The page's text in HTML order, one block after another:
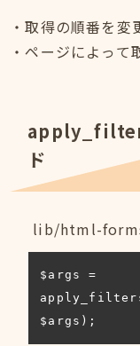
・取得の順番を変
・ページによって
ド
lib/html-
$args =
$args);